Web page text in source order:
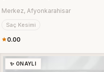
Merkez, Afyonkarahisar
Saç Kesimi
0.00
✨ ONAYLI